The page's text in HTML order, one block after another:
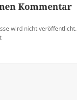
Kommentar
wird nicht veröffentlicht.